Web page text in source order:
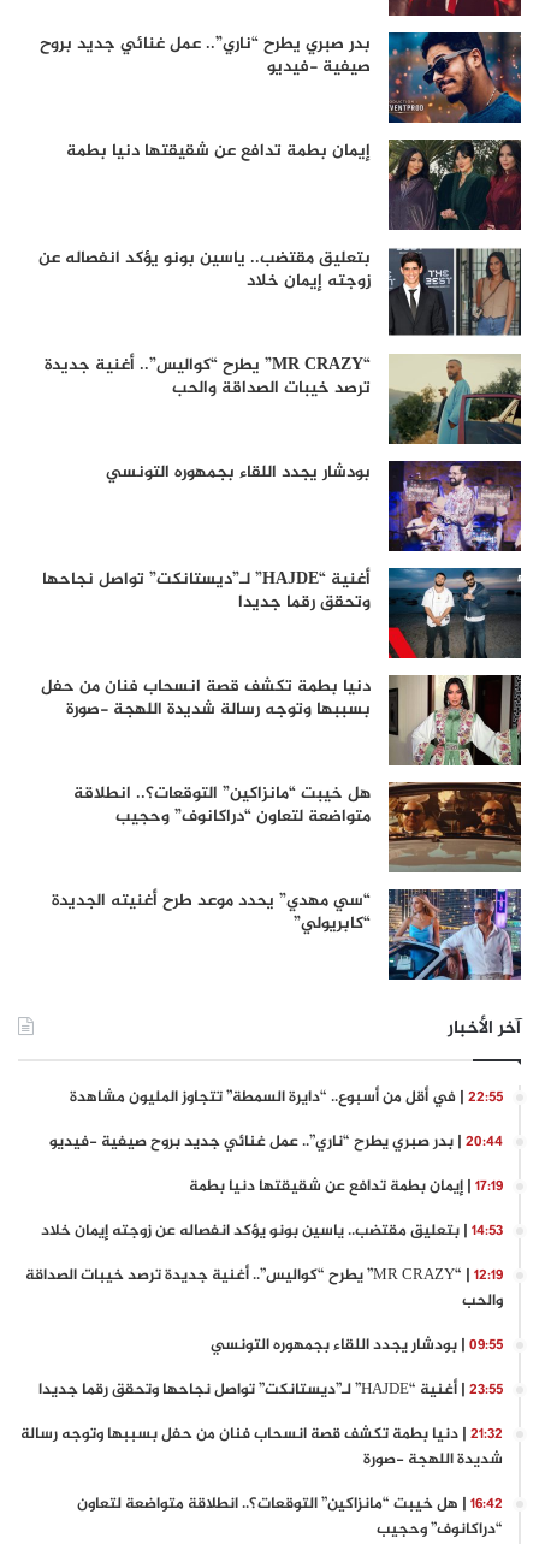
بدر صبري يطرح “ناري”.. عمل غنائي جديد بروح
صيفية -فيديو
إيمان بطمة تدافع عن شقيقتها دنيا بطمة
بتعليق مقتضب.. ياسين بونو يؤكد انفصاله عن
زوجته إيمان خلاد
“MR CRAZY” يطرح “كواليس”.. أغنية جديدة
ترصد خيبات الصداقة والحب
بودشار يجدد اللقاء بجمهوره التونسي
أغنية “HAJDE” لـ”ديستانكت” تواصل نجاحها
وتحقق رقما جديدا
دنيا بطمة تكشف قصة انسحاب فنان من حفل
بسببها وتوجه رسالة شديدة اللهجة -صورة
هل خيبت “مانزاكين” التوقعات؟.. انطلاقة
متواضعة لتعاون “دراكانوف” وحجيب
“سي مهدي” يحدد موعد طرح أغنيته الجديدة
“كابريولي”
آخر الأخبار
22:55 | في أقل من أسبوع.. “دايرة السمطة” تتجاوز المليون مشاهدة
20:44 | بدر صبري يطرح “ناري”.. عمل غنائي جديد بروح صيفية -فيديو
17:19 | إيمان بطمة تدافع عن شقيقتها دنيا بطمة
14:53 | بتعليق مقتضب.. ياسين بونو يؤكد انفصاله عن زوجته إيمان خلاد
12:19
| “MR CRAZY” يطرح “كواليس”.. أغنية جديدة ترصد خيبات الصداقة
والحب
09:55 | بودشار يجدد اللقاء بجمهوره التونسي
23:55 | أغنية “HAJDE” لـ”ديستانكت” تواصل نجاحها وتحقق رقما جديدا
21:32 | دنيا بطمة تكشف قصة انسحاب فنان من حفل بسببها وتوجه رسالة
شديدة اللهجة -صورة
16:42 | هل خيبت “مانزاكين” التوقعات؟.. انطلاقة متواضعة لتعاون
“دراكانوف” وحجيب